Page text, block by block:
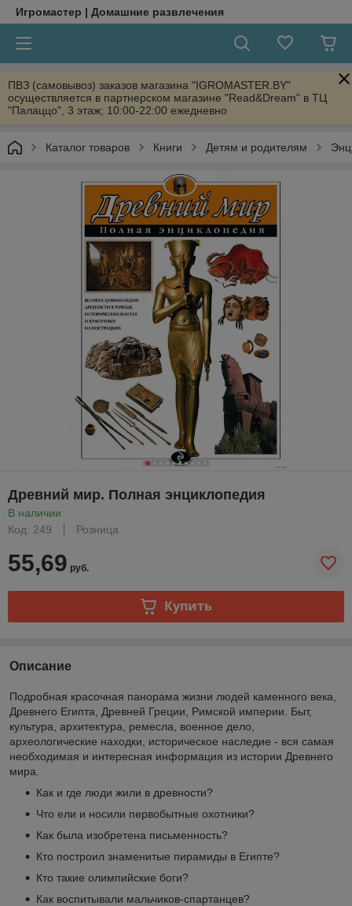
Игромастер | Домашние развлечения
ПВЗ (самовывоз) заказов магазина "IGROMASTER.BY"
осуществляется в партнерском магазине "Read&Dream" в ТЦ
"Палаццо", 3 этаж; 10:00-22:00 ежедневно
Каталог товаров Книги Детям и родителям
Древний мир. Полная энциклопедия
В наличии
Код: 249
Розница
55,69 руб.
Купить
Описание
Подробная красочная панорама жизни людей каменного века,
Древнего Египта, Древней Греции, Римской империи. Быт,
культура, архитектура, ремесла, военное дело,
археологические находки, историческое наследие - вся самая
необходимая и интересная информация из истории Древнего
мира.
Как и где люди жили в древности?
Что ели и носили первобытные охотники?
Как была изобретена письменность?
Кто построил знаменитые пирамиды в Египте?
Кто такие олимпийские боги?
Как воспитывали мальчиков-спартанцев?